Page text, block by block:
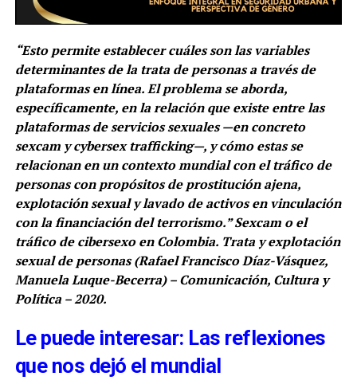
“Esto permite establecer cuáles son las variables
determinantes de la trata de personas a través de
plataformas en línea. El problema se aborda,
específicamente, en la relación que existe entre las
plataformas de servicios sexuales —en concreto
sexcam y cybersex trafficking—, y cómo estas se
relacionan en un contexto mundial con el tráfico de
personas con propósitos de prostitución ajena,
explotación sexual y lavado de activos en vinculación
con la financiación del terrorismo.” Sexcam o el
tráfico de cibersexo en Colombia. Trata y explotación
sexual de personas (Rafael Francisco Díaz-Vásquez,
Manuela Luque-Becerra) – Comunicación, Cultura y
Política – 2020.
Le puede interesar: Las reflexiones
que nos dejó el mundial